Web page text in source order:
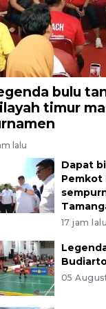
bulu
timur
lalu
Dapat
Pemkot
17 jam lalu
05